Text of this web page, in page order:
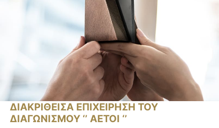
ΔΙΑΚΡΙΘΕΙΣΑ ΕΠΙΧΕΙΡΗΣΗ ΤΟΥ
ΔΙΑΓΩΝΙΣΜΟΥ ‘’ ΑΕΤΟΙ ‘’